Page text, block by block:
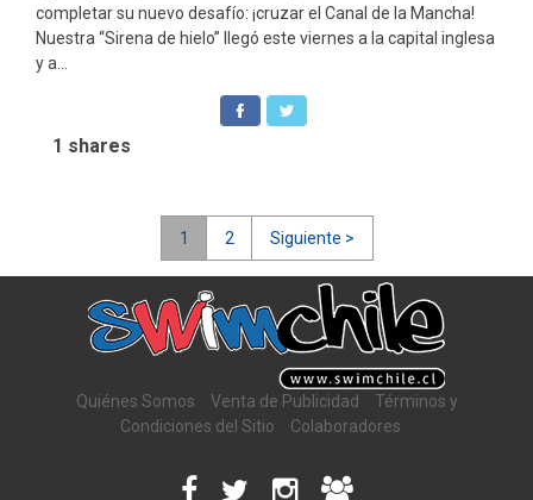
completar su nuevo desafío: ¡cruzar el Canal de la Mancha!
Nuestra “Sirena de hielo” llegó este viernes a la capital inglesa
y a...
1 shares
Navegación
de
entradas
1 2 Siguiente >
Quiénes Somos Venta de Publicidad
Términos y
Condiciones del Sitio
Colaboradores